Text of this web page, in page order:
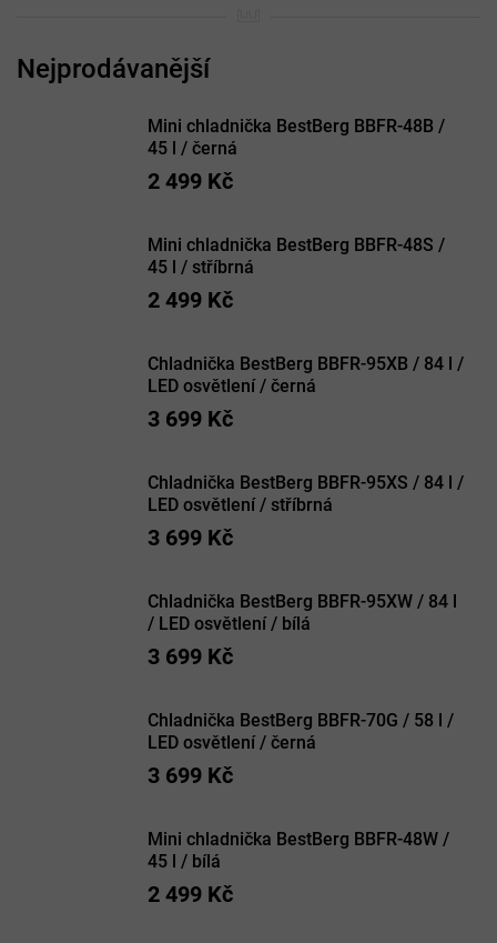
Mini chladnička BestBerg BBFR-48B /
45 l / černá
2 499 Kč
Mini chladnička BestBerg BBFR-48S /
45 l / stříbrná
2 499 Kč
Chladnička BestBerg BBFR-95XB / 84 l /
LED osvětlení / černá
3 699 Kč
Chladnička BestBerg BBFR-95XS / 84 l /
LED osvětlení / stříbrná
3 699 Kč
Chladnička BestBerg BBFR-95XW / 84 l
/ LED osvětlení / bílá
3 699 Kč
Chladnička BestBerg BBFR-70G / 58 l /
LED osvětlení / černá
3 699 Kč
Mini chladnička BestBerg BBFR-48W /
45 l / bílá
2 499 Kč